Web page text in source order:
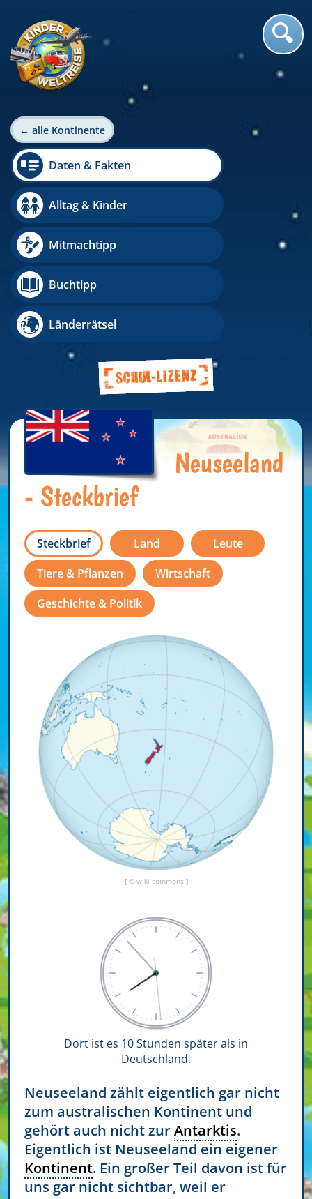
← alle Kontinente
Daten & Fakten
Alltag & Kinder
Mitmachtipp
Buchtipp
Länderrätsel
Neuseeland
- Steckbrief
Steckbrief Land
Leute
Tiere & Pflanzen
Wirtschaft
Geschichte & Politik
[ © wiki commons ]
Dort ist es 10 Stunden später als in
Deutschland.
Neuseeland zählt eigentlich gar nicht
zum australischen Kontinent und
gehört auch nicht zurAntarktis.
Eigentlich ist Neuseeland ein eigener
Kontinent. Ein großer Teil davon ist für
uns gar nicht sichtbar, weil er